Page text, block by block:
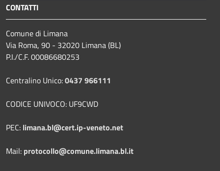
CONTATTI
Comune di Limana
Via Roma, 90 - 32020 Limana (BL)
P.I./C.F. 00086680253
Centralino Unico:0437 966111
CODICE UNIVOCO: UF9CWD
PEC: limana.bl@cert.ip-veneto.net
Mail: protocollo@comune.limana.bl.it